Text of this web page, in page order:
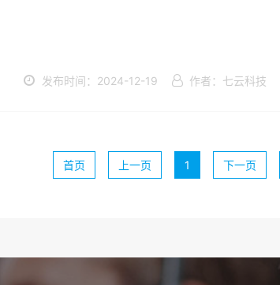
发布时间：2024-12-19 作者：七云科技
首页 上一页 1 下一页